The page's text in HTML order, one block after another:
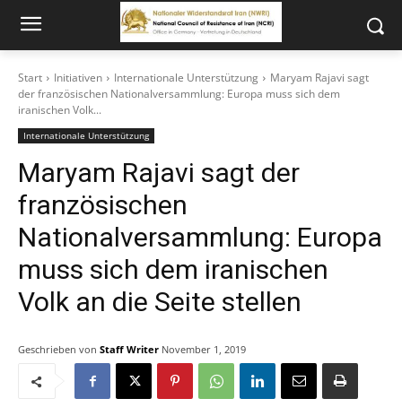
Start Initiativen Internationale Unterstützung
Maryam Rajavi sagt
der französischen Nationalversammlung: Europa muss sich dem
iranischen Volk...
Internationale Unterstützung
Maryam Rajavi sagt der
französischen
Nationalversammlung: Europa
muss sich dem iranischen
Volk an die Seite stellen
Geschrieben von Staff Writer November 1, 2019